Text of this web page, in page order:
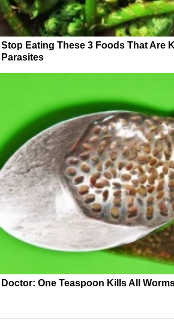
Stop Eating These 3 Foods That Are
Parasites
Doctor: One Teaspoon Kills All